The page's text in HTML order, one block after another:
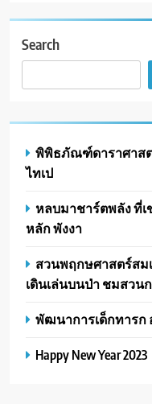
Search
พิพิธภัณฑ์ดาราศาสตร์
ไทเป
หลบมาชาร์ตพลัง ที่เข
หลัก พังงา
สวนพฤกษศาสตร์สม
เดินเล่นบนป่า ชมสวน
พัฒนาการเด็กทารก
Happy New Year 2023